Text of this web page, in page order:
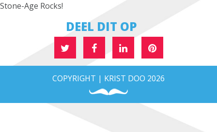
Stone-Age Rocks!
DEEL DIT OP
COPYRIGHT | KRIST DOO 2026